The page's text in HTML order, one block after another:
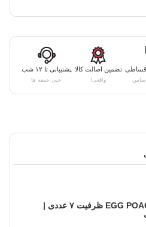
تضمین اصالت کالا
واقعی!
پشتیبانی تا ۱۲ شب
حتی جمعه ها
تخم‌مرغ‌پز برقی مدل EGG POACHER ظرفیت ۷ عددی |